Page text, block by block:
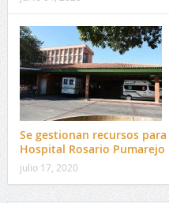
Se gestionan recursos
Hospital Rosario Pumarejo
julio 17, 2020